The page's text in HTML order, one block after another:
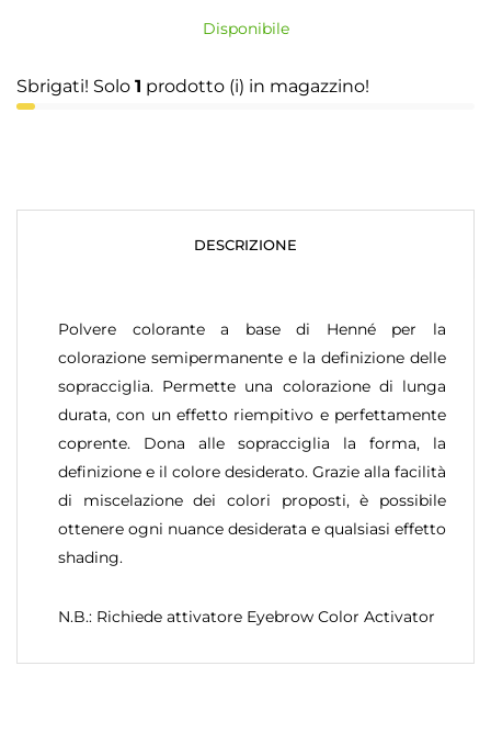
Disponibile
Sbrigati! Solo 1 prodotto (i) in magazzino!
DESCRIZIONE
Polvere colorante a base di Henné per la
colorazione semipermanente e la definizione delle
sopracciglia. Permette una colorazione di lunga
durata, con un effetto riempitivo e perfettamente
coprente. Dona alle sopracciglia la forma, la
definizione e il colore desiderato. Grazie alla facilità
di miscelazione dei colori proposti, è possibile
ottenere ogni nuance desiderata e qualsiasi effetto
shading.
N.B.: Richiede attivatore Eyebrow Color Activator